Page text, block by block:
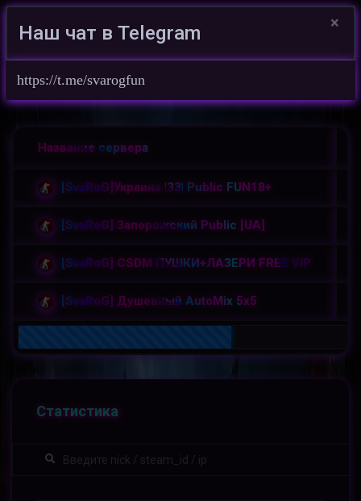
Войти на сайт
Название сервера
[SvaRoG]Украина |33| Public FUN18+
[SvaRoG] Запорожский Public [UA]
[SvaRoG] CSDM ПУШКИ+ЛАЗЕРИ FREE VIP
[SvaRoG] Душевный AutoMix 5x5
Статистика
Наш чат в Telegram ×
https://t.me/svarogfun